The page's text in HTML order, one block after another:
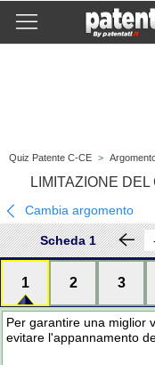
Quiz Patente C-CE >
LIMITAZIONE
Cambia argomento
Scheda 1
1 2 3
Per garantire una miglior
evitare l'appannamento